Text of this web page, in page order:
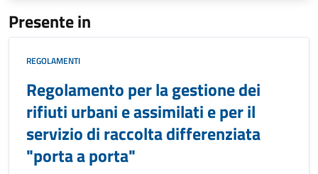
Presente in
REGOLAMENTI
Regolamento per la gestione dei
rifiuti urbani e assimilati e per il
servizio di raccolta differenziata
"porta a porta"